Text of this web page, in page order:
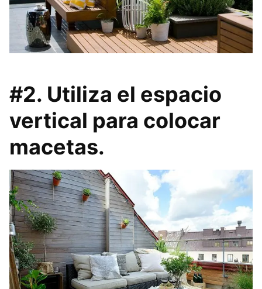
#2. Utiliza el espacio
vertical para colocar
macetas.